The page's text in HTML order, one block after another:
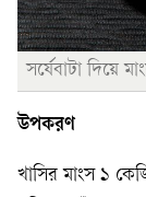
সর্ষেবাটা দিয়ে
উপকরণ
খাসির মাংস ১